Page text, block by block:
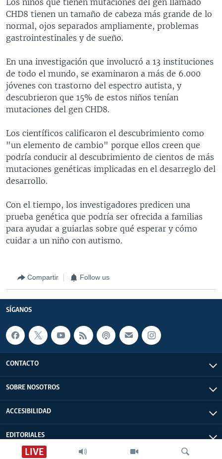
LIVE
CHD8 tienen un tamaño de cabeza más grande de lo
normal, ojos separados ampliamente, problemas
gastrointestinales y de sueño.
En una investigación que involucró a 13 instituciones
de todo el mundo, se examinaron a más de 6.000
jóvenes con trastorno del espectro autista, y
descubrieron que 15% de estos niños tenían
mutaciones del gen CHD8.
Los científicos calificaron el descubrimiento como
"un elemento de cambio" porque ellos creen que
podría conducir al descubrimiento de cientos de más
mutaciones genéticas implicadas en el desarreglo del
desarrollo.
Con el tiempo, los investigadores predicen una
prueba genética que podría ser ofrecida a familias
para ayudar a guiarlas sobre qué esperar y cómo
cuidar a un niño con autismo.
Compartir Follow us
SÍGANOS
CONTACTO
SOBRE NOSOTROS
ACCESIBILIDAD
EDITORIALES